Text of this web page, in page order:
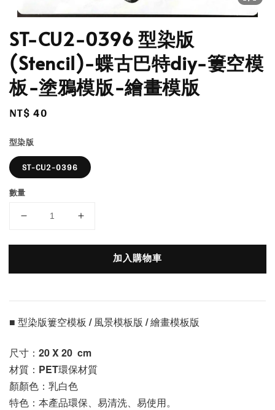
ST-CU2-0396 型染版
(Stencil)-蝶古巴特diy-簍空模
板-塗鴉模版-繪畫模版
Regular
NT$ 40
型染版
ST-CU2-0396
數量
加入購物車
■ 型染版簍空模板 / 風景模板版 / 繪畫模板版
尺寸：20 X 20 cm
材質：PET環保材質
顏顏色：乳白色
特色：本產品環保、易清洗、易使用。